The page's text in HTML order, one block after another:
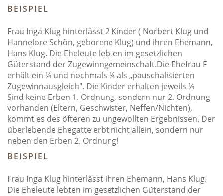
BEISPIEL
Frau Inga Klug hinterlässt 2 Kinder ( Norbert Klug und
Hannelore Schön, geborene Klug) und ihren Ehemann,
Hans Klug. Die Eheleute lebten im gesetzlichen
Güterstand der Zugewinngemeinschaft.Die Ehefrau F
erhält ein ¼ und nochmals ¼ als „pauschalisierten
Zugewinnausgleich". Die Kinder erhalten jeweils ¼
Sind keine Erben 1. Ordnung, sondern nur 2. Ordnung
vorhanden (Eltern, Geschwister, Neffen/Nichten),
kommt es des öfteren zu ungewollten Ergebnissen. Der
überlebende Ehegatte erbt nicht allein, sondern nur
neben den Erben 2. Ordnung!
BEISPIEL
Frau Inga Klug hinterlässt ihren Ehemann, Hans Klug.
Die Eheleute lebten im gesetzlichen Güterstand der